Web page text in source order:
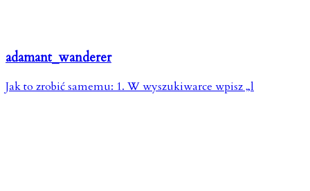
adamant_wanderer
Jak to zrobić samemu: 1. W wyszukiwarce wpisz „l